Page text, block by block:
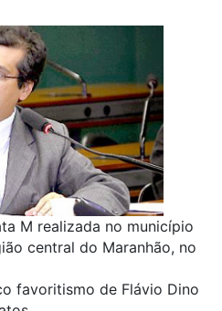
M realizada no município
central do Maranhão, no
favoritismo de Flávio Dino